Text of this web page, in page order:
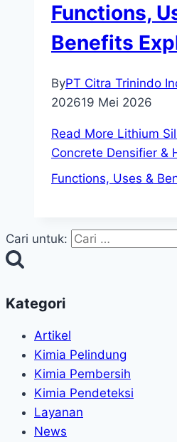
Functions,
Benefits
ByPT Citra Trinindo
202619 Mei 2026
Read More Lithium
Concrete Densifier &
Functions, Uses &
Cari untuk:
Kategori
Artikel
Kimia Pelindung
Kimia Pembersih
Kimia Pendeteksi
Layanan
News